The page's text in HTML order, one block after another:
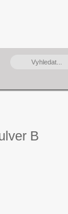
VYHLEDÁVÁNÍ...
B